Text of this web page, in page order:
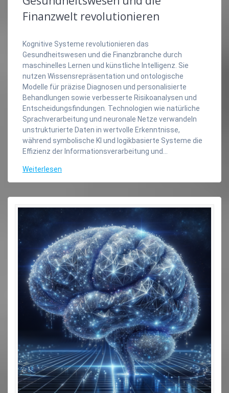
Finanzwelt revolutionieren
Kognitive Systeme revolutionieren das
Gesundheitswesen und die Finanzbranche durch
maschinelles Lernen und künstliche Intelligenz. Sie
nutzen Wissensrepräsentation und ontologische
Modelle für präzise Diagnosen und personalisierte
Behandlungen sowie verbesserte Risikoanalysen und
Entscheidungsfindungen. Technologien wie natürliche
Sprachverarbeitung und neuronale Netze verwandeln
unstrukturierte Daten in wertvolle Erkenntnisse,
während symbolische KI und logikbasierte Systeme die
Effizienz der Informationsverarbeitung und…
Weiterlesen